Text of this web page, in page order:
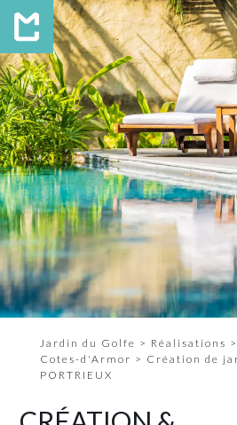
Jardin du Golfe > Réalisations >
Cotes-d'Armor > Création de
PORTRIEUX